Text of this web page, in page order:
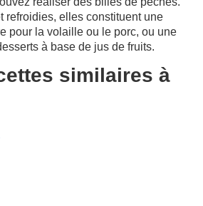
refroidies, elles constituent une
pour la volaille ou le porc, ou une
à base de jus de fruits.
similaires à